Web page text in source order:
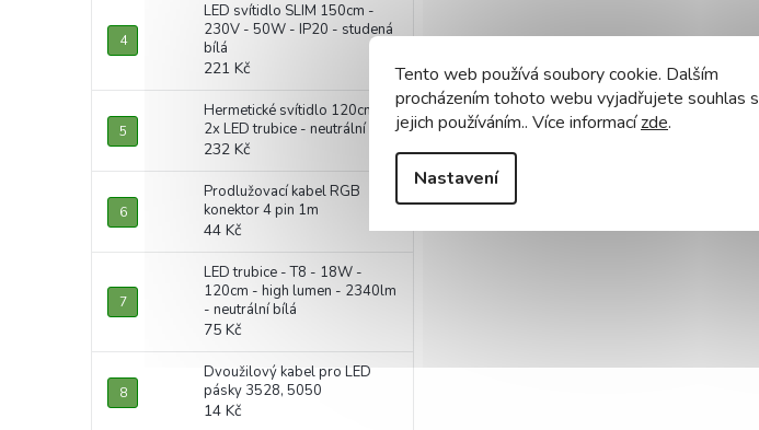
Tento web používá soubory cookie. Dalším
procházením tohoto webu vyjadřujete souhlas s
jejich používáním.. Více informacízde.
Nastavení
LED svítidlo SLIM 150cm -
230V - 50W - IP20 - studená
bílá
221 Kč
Hermetické svítidlo 120cm +
2x LED trubice - neutrální bílá
232 Kč
Prodlužovací kabel RGB
konektor 4 pin 1m
44 Kč
LED trubice - T8 - 18W -
120cm - high lumen - 2340lm
- neutrální bílá
75 Kč
Dvoužilový kabel pro LED
pásky 3528, 5050
14 Kč